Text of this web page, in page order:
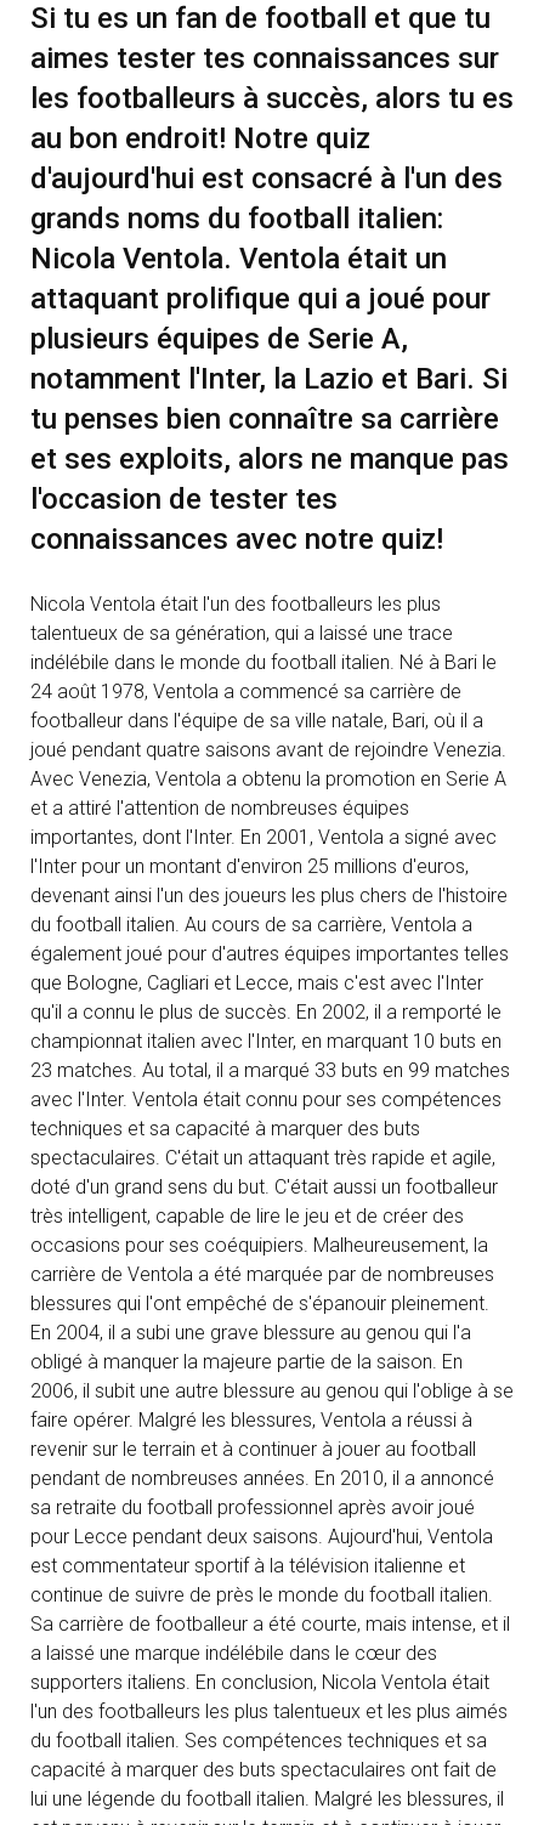
Si tu es un fan de football et que tu
aimes tester tes connaissances sur
les footballeurs à succès, alors tu es
au bon endroit! Notre quiz
d'aujourd'hui est consacré à l'un des
grands noms du football italien:
Nicola Ventola. Ventola était un
attaquant prolifique qui a joué pour
plusieurs équipes de Serie A,
notamment l'Inter, la Lazio et Bari. Si
tu penses bien connaître sa carrière
et ses exploits, alors ne manque pas
l'occasion de tester tes
connaissances avec notre quiz!
Nicola Ventola était l'un des footballeurs les plus
talentueux de sa génération, qui a laissé une trace
indélébile dans le monde du football italien. Né à Bari le
24 août 1978, Ventola a commencé sa carrière de
footballeur dans l'équipe de sa ville natale, Bari, où il a
joué pendant quatre saisons avant de rejoindre Venezia.
Avec Venezia, Ventola a obtenu la promotion en Serie A
et a attiré l'attention de nombreuses équipes
importantes, dont l'Inter. En 2001, Ventola a signé avec
l'Inter pour un montant d'environ 25 millions d'euros,
devenant ainsi l'un des joueurs les plus chers de l'histoire
du football italien. Au cours de sa carrière, Ventola a
également joué pour d'autres équipes importantes telles
que Bologne, Cagliari et Lecce, mais c'est avec l'Inter
qu'il a connu le plus de succès. En 2002, il a remporté le
championnat italien avec l'Inter, en marquant 10 buts en
23 matches. Au total, il a marqué 33 buts en 99 matches
avec l'Inter. Ventola était connu pour ses compétences
techniques et sa capacité à marquer des buts
spectaculaires. C'était un attaquant très rapide et agile,
doté d'un grand sens du but. C'était aussi un footballeur
très intelligent, capable de lire le jeu et de créer des
occasions pour ses coéquipiers. Malheureusement, la
carrière de Ventola a été marquée par de nombreuses
blessures qui l'ont empêché de s'épanouir pleinement.
En 2004, il a subi une grave blessure au genou qui l'a
obligé à manquer la majeure partie de la saison. En
2006, il subit une autre blessure au genou qui l'oblige à se
faire opérer. Malgré les blessures, Ventola a réussi à
revenir sur le terrain et à continuer à jouer au football
pendant de nombreuses années. En 2010, il a annoncé
sa retraite du football professionnel après avoir joué
pour Lecce pendant deux saisons. Aujourd'hui, Ventola
est commentateur sportif à la télévision italienne et
continue de suivre de près le monde du football italien.
Sa carrière de footballeur a été courte, mais intense, et il
a laissé une marque indélébile dans le cœur des
supporters italiens. En conclusion, Nicola Ventola était
l'un des footballeurs les plus talentueux et les plus aimés
du football italien. Ses compétences techniques et sa
capacité à marquer des buts spectaculaires ont fait de
lui une légende du football italien. Malgré les blessures, il